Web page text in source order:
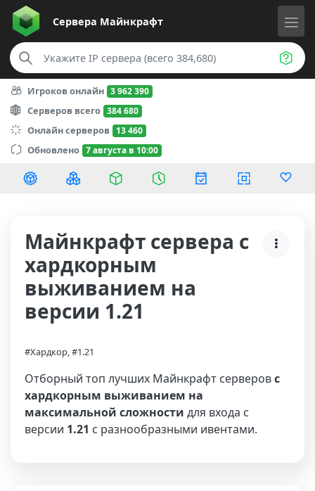
Сервера Майнкрафт
Игроков онлайн 3 962 390
Серверов всего 384 680
Онлайн серверов 13 460
Обновлено 7 августа в 10:00
Майнкрафт сервера с
хардкорным
выживанием на
версии 1.21
#Хардкор, #1.21
Отборный топ лучших Майнкрафт серверовс
хардкорным выживанием на
максимальной сложности для входа с
версии 1.21 с разнообразными ивентами.